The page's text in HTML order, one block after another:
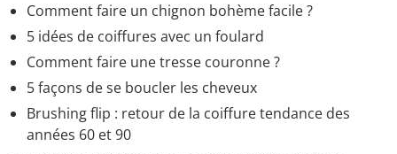
Comment faire un chignon bohème facile ?
5 idées de coiffures avec un foulard
Comment faire une tresse couronne ?
5 façons de se boucler les cheveux
Brushing flip : retour de la coiffure tendance des
années 60 et 90